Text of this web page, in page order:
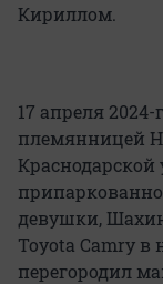
Кириллом.
17 апреля
племянницей
Краснодарской
девушки,
Toyota Camry
перегородил